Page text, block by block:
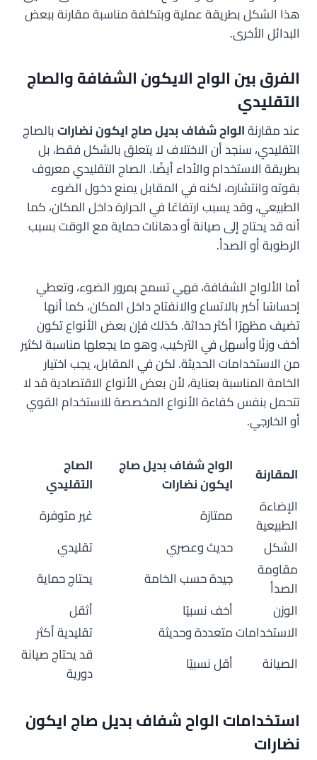
هذا الشكل بطريقة عملية وبتكلفة مناسبة مقارنة ببعض
البدائل الأخرى.
الفرق بين الواح الايكون الشفافة والصاج
التقليدي
عند مقارنةالواح شفاف بديل صاج ايكون نضاراتبالصاج
التقليدي، سنجد أن الاختلاف لا يتعلق بالشكل فقط، بل
بطريقة الاستخدام والأداء أيضًا. الصاج التقليدي معروف
بقوته وانتشاره، لكنه في المقابل يمنع دخول الضوء
الطبيعي، وقد يسبب ارتفاعًا في الحرارة داخل المكان، كما
أنه قد يحتاج إلى صيانة أو دهانات حماية مع الوقت بسبب
الرطوبة أو الصدأ.
أما الألواح الشفافة، فهي تسمح بمرور الضوء، وتعطي
إحساسًا أكبر بالاتساع والانفتاح داخل المكان، كما أنها
تضيف مظهرًا أكثر حداثة. كذلك فإن بعض الأنواع تكون
أخف وزنًا وأسهل في التركيب، وهو ما يجعلها مناسبة لكثير
من الاستخدامات الحديثة. لكن في المقابل، يجب اختيار
الخامة المناسبة بعناية، لأن بعض الأنواع الاقتصادية قد لا
تتحمل بنفس كفاءة الأنواع المخصصة للاستخدام القوي
أو الخارجي.
المقارنة
الواح شفاف بديل صاج
ايكون نضارات
الصاج
التقليدي
الإضاءة
الطبيعية
ممتازة
غير متوفرة
الشكل
حديث وعصري
تقليدي
مقاومة
الصدأ
جيدة حسب الخامة
يحتاج حماية
الوزن
أخف نسبيًا
أثقل
الاستخداماتمتعددة وحديثة
تقليدية أكثر
الصيانة
أقل نسبيًا
قد يحتاج صيانة
دورية
استخدامات الواح شفاف بديل صاج ايكون
نضارات